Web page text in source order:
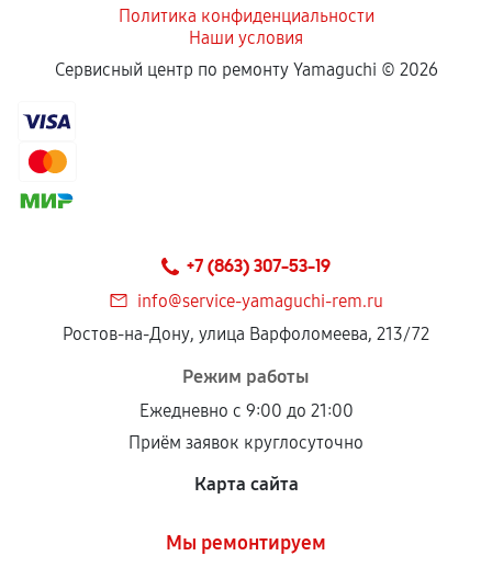
Политика конфиденциальности
Наши условия
Сервисный центр по ремонту Yamaguchi © 2026
+7 (863) 307-53-19
info@service-yamaguchi-rem.ru
Ростов-на-Дону, улица Варфоломеева, 213/72
Режим работы
Ежедневно с 9:00 до 21:00
Приём заявок круглосуточно
Карта сайта
Мы ремонтируем